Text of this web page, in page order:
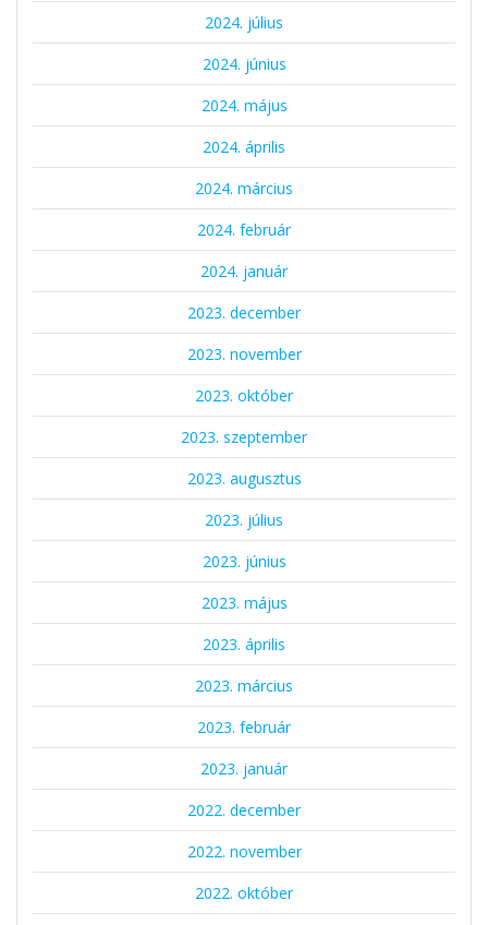
2024. július
2024. június
2024. május
2024. április
2024. március
2024. február
2024. január
2023. december
2023. november
2023. október
2023. szeptember
2023. augusztus
2023. július
2023. június
2023. május
2023. április
2023. március
2023. február
2023. január
2022. december
2022. november
2022. október